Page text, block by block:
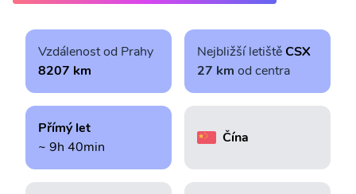
Vzdálenost od Prahy
8207 km
Nejbližší letištěCSX
27 km od centra
Přímý let
~ 9h 40min
Čína